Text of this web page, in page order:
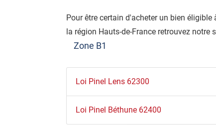
Pour être certain d'acheter un bien
la région Hauts-de-France retrouvez notre
Zone B1
Loi Pinel Lens 62300
Loi Pinel Béthune 62400